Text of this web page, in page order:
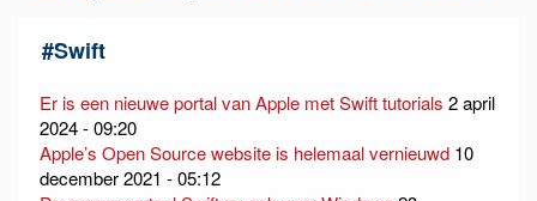
Q R S T
#Swift
Er is een nieuwe portal van Apple met Swift tutorials 2 april
2024 - 09:20
Apple’s Open Source website is helemaal vernieuwd 10
december 2021 - 05:12